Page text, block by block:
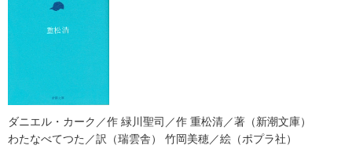
ダニエル・カーク／作 緑川聖司／作 重松清／著（新潮文庫）
わたなべてつた／訳（瑞雲舎） 竹岡美穂／絵（ポプラ社）